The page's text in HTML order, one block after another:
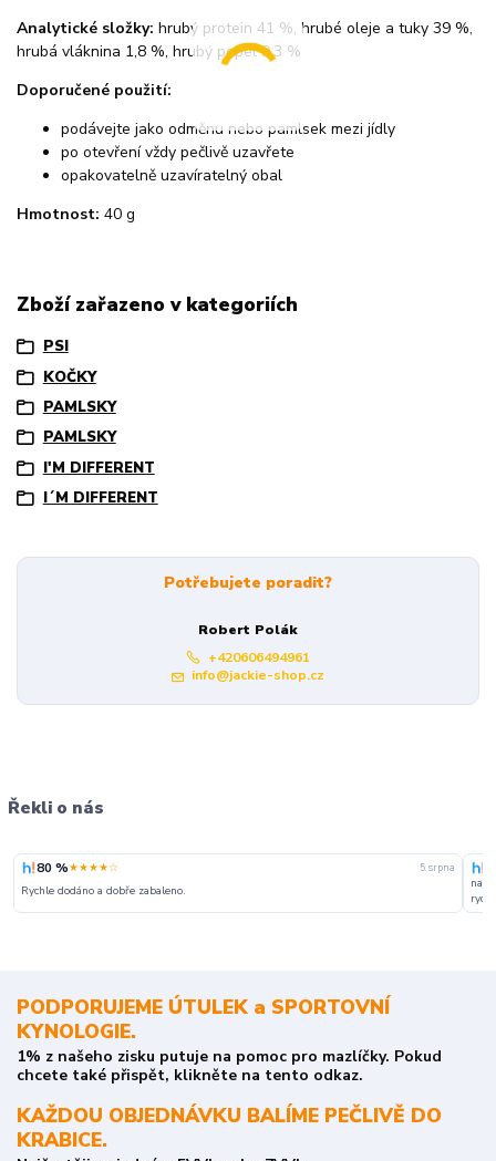
Analytické složky: hrubý protein 41 %, hrubé oleje a tuky 39 %,
hrubá vláknina 1,8 %, hrubý popel 9,3 %
Doporučené použití:
podávejte jako odměnu nebo pamlsek mezi jídly
po otevření vždy pečlivě uzavřete
opakovatelně uzavíratelný obal
Hmotnost: 40 g
Zboží zařazeno v kategoriích
PSI
KOČKY
PAMLSKY
PAMLSKY
I'M DIFFERENT
I´M DIFFERENT
Potřebujete poradit?
Robert Polák
+420606494961
info@jackie-shop.cz
Řekli o nás
80 %★★★★☆ 5. srpna
Rychle dodáno a dobře zabaleno.
PODPORUJEME ÚTULEK a SPORTOVNÍ
KYNOLOGIE.
1% z našeho zisku putuje na pomoc pro mazlíčky. Pokud
chcete také přispět, klikněte na tento odkaz.
KAŽDOU OBJEDNÁVKU BALÍME PEČLIVĚ DO
KRABICE.